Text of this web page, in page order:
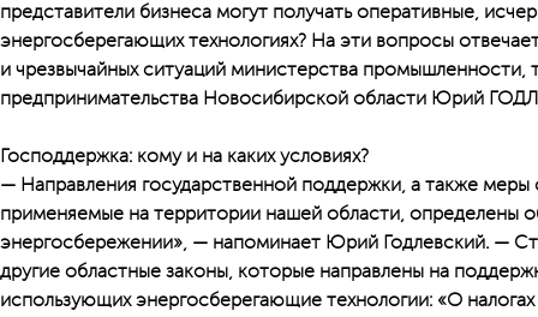
представители бизнеса могут получать оперативные,
энергосберегающих технологиях? На эти вопросы
и чрезвычайных ситуаций министерства промышленности,
предпринимательства Новосибирской области Юрий
Господдержка: кому и на каких условиях?
— Направления государственной поддержки, а также меры
применяемые на территории нашей области,
энергосбережении», — напоминает Юрий Годлевский. —
другие областные законы, которые направлены на
использующих энергосберегающие технологии: «О